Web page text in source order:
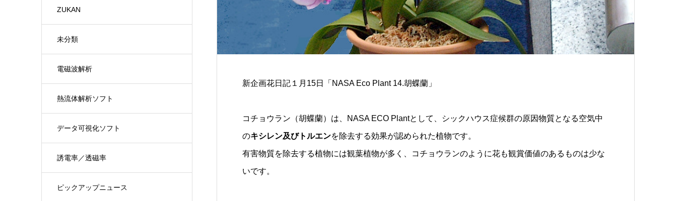
ZUKAN
未分類
電磁波解析
熱流体解析ソフト
データ可視化ソフト
誘電率／透磁率
ピックアップニュース
新企画花日記１月15日「NASA Eco Plant 14.胡蝶蘭」
コチョウラン（胡蝶蘭）は、NASA ECO Plantとして、シックハウス症候群の原因物質となる空気中
のキシレン及びトルエンを除去する効果が認められた植物です。
有害物質を除去する植物には観葉植物が多く、コチョウランのように花も観賞価値のあるものは少な
いです。